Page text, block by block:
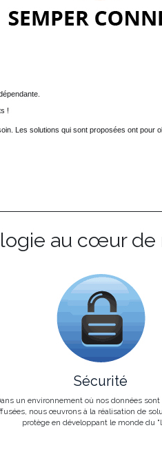
!
Les solutions qui sont proposées ont
au cœur de
Sécurité
un environnement où nos données sont
nous œuvrons à la réalisation de
protège en développant le monde du